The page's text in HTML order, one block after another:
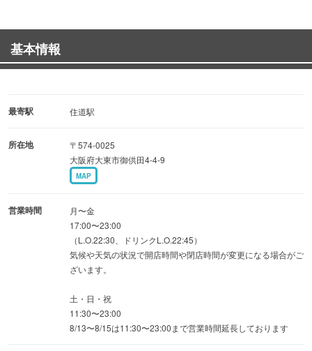
がりです。
◆大釜で茹でる自家製麺
め。
能できる
焼そばは、一度は食べていただきたい逸品です◎
◆半個室席を完備
暖簾がかかった掘りごたつ席となっており、
周りを気にせずくつろぎながら食事やお酒が楽しめます。
ご宴会や女子会など、様々なシーンでご利用ください♪
基本情報
最寄駅 住道駅
所在地
〒574-0025
大阪府大東市御供田4-4-9
MAP
営業時間
月〜金
17:00〜23:00
（L.O.22:30、ドリンクL.O.22:45）
気候や天気の状況で開店時間や閉店時間が変更になる場合がご
ざいます。
土・日・祝
11:30〜23:00
8/13〜8/15は11:30〜23:00まで営業時間延長しております